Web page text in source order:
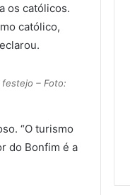
os católicos.
católico,
– Foto:
“O turismo
do Bonfim é a